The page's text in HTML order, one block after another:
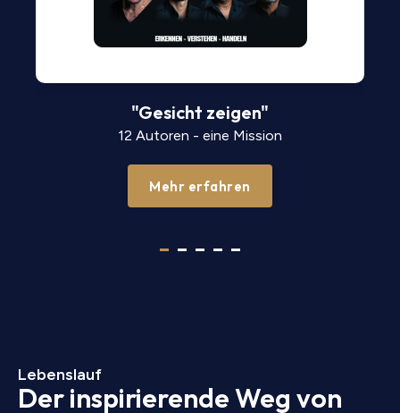
"Gesicht zeigen"
12 Autoren - eine Mission
Mehr erfahren
Lebenslauf
Der inspirierende Weg von